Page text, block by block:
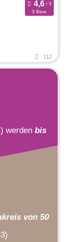
3 Bew.
112
werden bis
von 50